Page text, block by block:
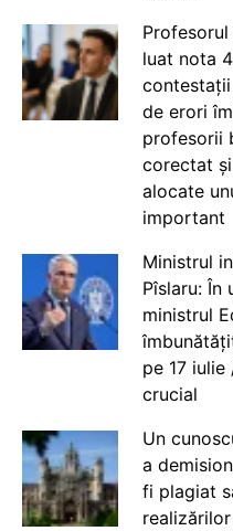
luat nota
de erori
profesorii
corectat
alocate
important
Ministrul
Pîslaru: În
ministrul
pe 17
crucial
Un
a
fi plagiat